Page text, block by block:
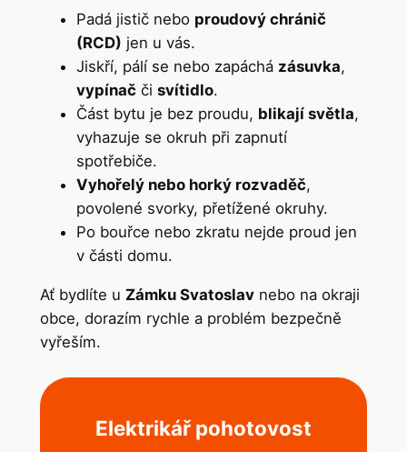
Padá jistič nebo proudový chránič
(RCD) jen u vás.
Jiskří, pálí se nebo zapáchá zásuvka,
vypínač či svítidlo.
Část bytu je bez proudu, blikají světla,
vyhazuje se okruh při zapnutí
spotřebiče.
Vyhořelý nebo horký rozvaděč,
povolené svorky, přetížené okruhy.
Po bouřce nebo zkratu nejde proud jen
v části domu.
Ať bydlíte u Zámku Svatoslavnebo na okraji
obce, dorazím rychle a problém bezpečně
vyřeším.
Elektrikář pohotovost